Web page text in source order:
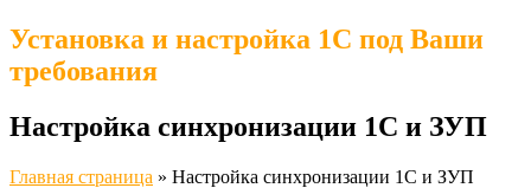
Установка и настройка 1С под Ваши
требования
Настройка синхронизации 1С и ЗУП
Главная страница » Настройка синхронизации 1С и ЗУП